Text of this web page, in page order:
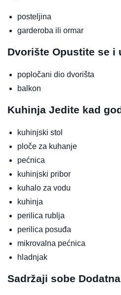
posteljina
garderoba ili ormar
Dvorište Opustite se i
popločani dio dvorišta
balkon
Kuhinja Jedite kad
kuhinjski stol
ploče za kuhanje
pećnica
kuhinjski pribor
kuhalo za vodu
kuhinja
perilica rublja
perilica posuđa
mikrovalna pećnica
hladnjak
Sadržaji sobe